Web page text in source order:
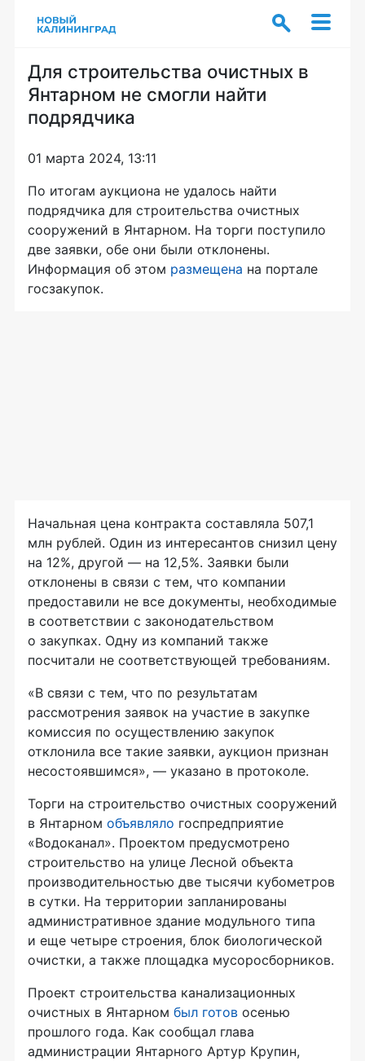
Для строительства очистных в
Янтарном не смогли найти
подрядчика
01 марта 2024, 13:11
По итогам аукциона не удалось найти
подрядчика для строительства очистных
сооружений в Янтарном. На торги поступило
две заявки, обе они были отклонены.
Информация об этом размещена на портале
госзакупок.
Начальная цена контракта составляла 507,1
млн рублей. Один из интересантов снизил цену
на 12%, другой — на 12,5%. Заявки были
отклонены в связи с тем, что компании
предоставили не все документы, необходимые
в соответствии с законодательством
о закупках. Одну из компаний также
посчитали не соответствующей требованиям.
«В связи с тем, что по результатам
рассмотрения заявок на участие в закупке
комиссия по осуществлению закупок
отклонила все такие заявки, аукцион признан
несостоявшимся», — указано в протоколе.
Торги на строительство очистных сооружений
в Янтарном объявляло госпредприятие
«Водоканал». Проектом предусмотрено
строительство на улице Лесной объекта
производительностью две тысячи кубометров
в сутки. На территории запланированы
административное здание модульного типа
и еще четыре строения, блок биологической
очистки, а также площадка мусоросборников.
Проект строительства канализационных
очистных в Янтарном был готов осенью
прошлого года. Как сообщал глава
администрации Янтарного Артур Крупин,